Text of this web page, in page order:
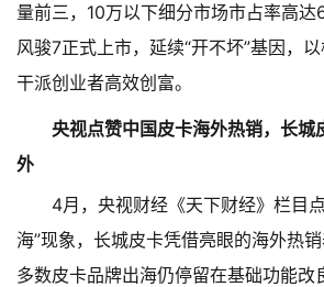
量前三，10万以下细分市场市占率高
风骏7正式上市，延续“开不坏”基因，
干派创业者高效创富。
央视点赞中国皮卡海外热销，长城
外
4月，央视财经《天下财经》栏目
海”现象，长城皮卡凭借亮眼的海外热
多数皮卡品牌出海仍停留在基础功能改